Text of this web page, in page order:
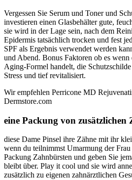
Vergessen Sie Serum und Toner und
investieren einen Glasbehälter gute,
sie wird in der Lage sein, nach dem
Epidermis tatsächlich trocken und fest
SPF als Ergebnis verwendet werden
und Abend. Bonus Faktoren ob es
Aging-Formel handelt, die
Stress und tief revitalisiert.
Wir empfehlen Perricone MD
Dermstore.com
eine Packung von zusätzlichen
diese Dame Pinsel ihre Zähne mit ihr
wenn du teilnimmst Umarmung der
Packung Zahnbürsten und geben Sie
bleibt über. Play it cool und sie wird
zusätzlich zu eigenen zahnärztlichen